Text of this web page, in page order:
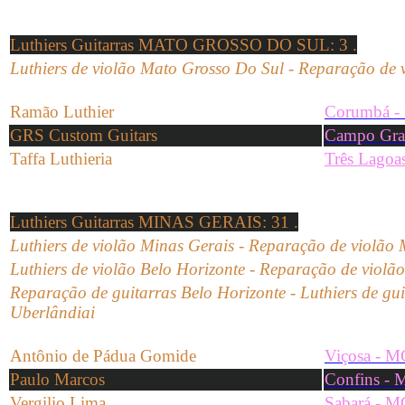
Luthiers Guitarras MATO GROSSO DO SUL: 3 .
Luthiers de violão Mato Grosso Do Sul - Reparação de
Ramão Luthier
Corumbá -
GRS Custom Guitars
Campo
Taffa Luthieria
Três
Luthiers Guitarras MINAS GERAIS: 31 .
Luthiers de violão Minas Gerais - Reparação de violão
Luthiers de violão Belo Horizonte - Reparação de
Reparação de guitarras Belo Horizonte - Luthiers de
Uberlândiai
Antônio de Pádua Gomide
Viçosa -
Paulo Marcos
Confins -